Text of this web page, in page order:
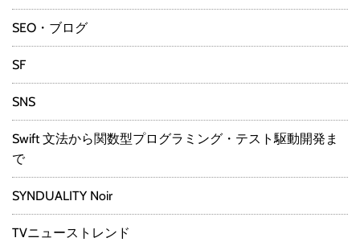
SEO・ブログ
SF
SNS
Swift 文法から関数型プログラミング・テスト駆動開発ま
で
SYNDUALITY Noir
TVニューストレンド